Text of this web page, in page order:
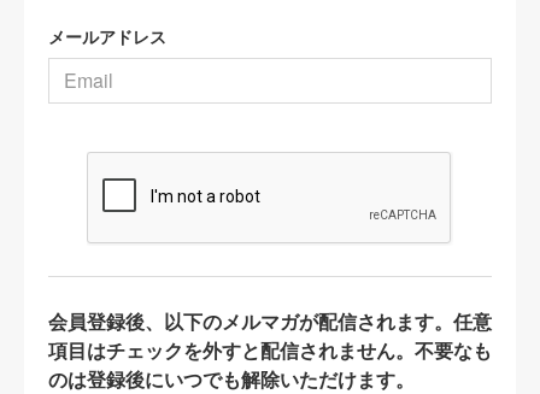
メールアドレス
会員登録後、以下のメルマガが配信されます。任意
項目はチェックを外すと配信されません。不要なも
のは登録後にいつでも解除いただけます。